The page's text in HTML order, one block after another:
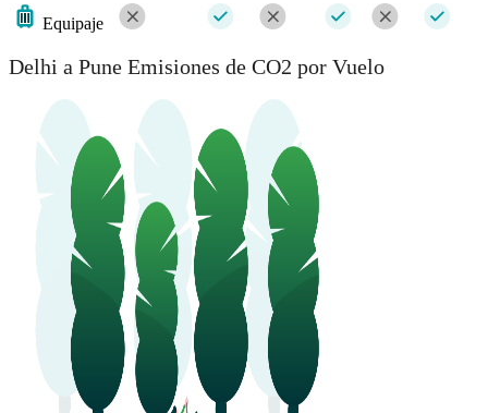
Equipaje
Delhi a Pune Emisiones de CO2 por Vuelo